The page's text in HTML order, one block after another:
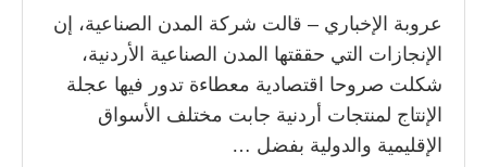
عروبة الإخباري – قالت شركة المدن الصناعية، إن
الإنجازات التي حققتها المدن الصناعية الأردنية،
شكلت صروحا اقتصادية معطاءة تدور فيها عجلة
الإنتاج لمنتجات أردنية جابت مختلف الأسواق
الإقليمية والدولية بفضل …